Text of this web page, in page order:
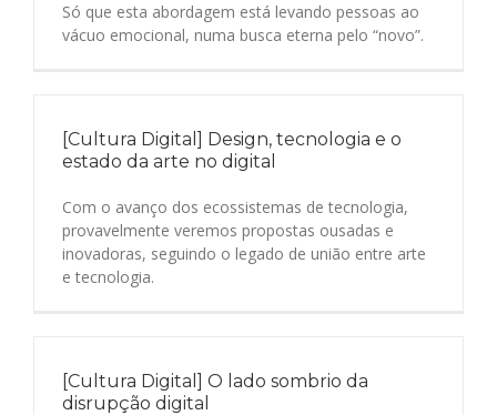
Só que esta abordagem está levando pessoas ao
vácuo emocional, numa busca eterna pelo “novo”.
[Cultura Digital] Design, tecnologia e o
estado da arte no digital
Com o avanço dos ecossistemas de tecnologia,
provavelmente veremos propostas ousadas e
inovadoras, seguindo o legado de união entre arte
e tecnologia.
[Cultura Digital] O lado sombrio da
disrupção digital